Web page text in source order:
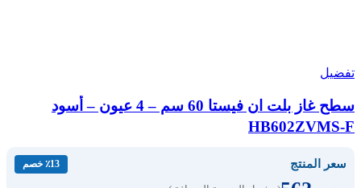
تفضيل
سطح غاز بلت ان فيستا 60 سم – 4 عيون – أسود
HB602ZVMS-F
سعر المنتج ٪13 خصم